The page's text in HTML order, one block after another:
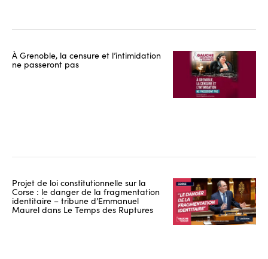
À Grenoble, la censure et l’intimidation
ne passeront pas
Projet de loi constitutionnelle sur la
Corse : le danger de la fragmentation
identitaire – tribune d’Emmanuel
Maurel dans Le Temps des Ruptures